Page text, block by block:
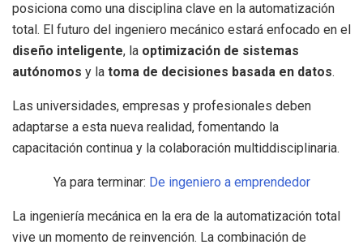
posiciona como una disciplina clave en la automatización
total. El futuro del ingeniero mecánico estará enfocado en el
diseño inteligente, la optimización de sistemas
autónomos y la toma de decisiones basada en datos.
Las universidades, empresas y profesionales deben
adaptarse a esta nueva realidad, fomentando la
capacitación continua y la colaboración multiddisciplinaria.
Ya para terminar: De ingeniero a emprendedor
La ingeniería mecánica en la era de la automatización total
vive un momento de reinvención. La combinación de